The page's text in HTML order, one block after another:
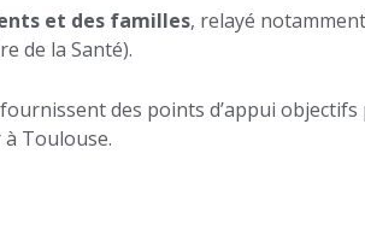
et des familles, relayé
de la Santé).
des points d’appui
Toulouse.